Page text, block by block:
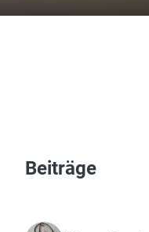
Beiträge